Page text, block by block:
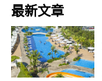
最新文章